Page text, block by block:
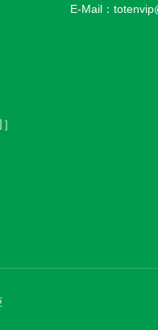
E-Mail：